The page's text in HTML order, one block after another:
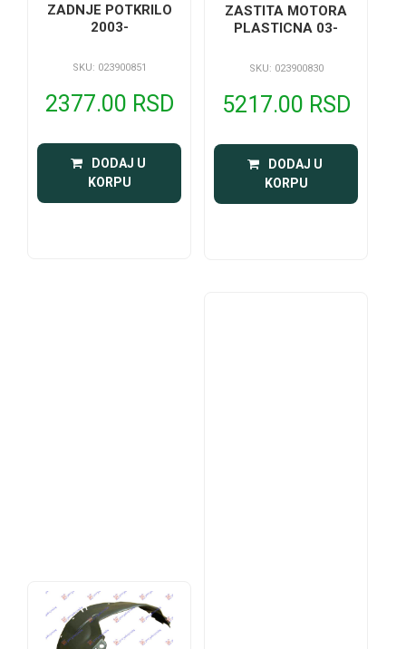
ZADNJE POTKRILO
2003-
SKU: 023900851
2377.00 RSD
DODAJ U
KORPU
ZASTITA MOTORA
PLASTICNA 03-
SKU: 023900830
5217.00 RSD
DODAJ U
KORPU